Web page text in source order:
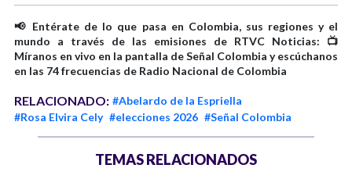
📢 Entérate de lo que pasa en Colombia, sus regiones y el
mundo a través de las emisiones de RTVC Noticias: 📺
Míranos en vivo en la pantalla de Señal Colombia y escúchanos
en las 74 frecuencias de Radio Nacional de Colombia
RELACIONADO: #Abelardo de la Espriella
#Rosa Elvira Cely #elecciones 2026 #Señal Colombia
TEMAS RELACIONADOS